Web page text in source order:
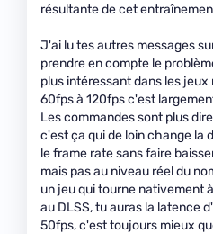
résultante de cet
J'ai lu tes autres messages
prendre en compte le
plus intéressant dans les
60fps à 120fps c'est
Les commandes sont plus
c'est ça qui de loin change la
le frame rate sans faire
mais pas au niveau réel du
un jeu qui tourne nativement
au DLSS, tu auras la latence
50fps, c'est toujours mieux